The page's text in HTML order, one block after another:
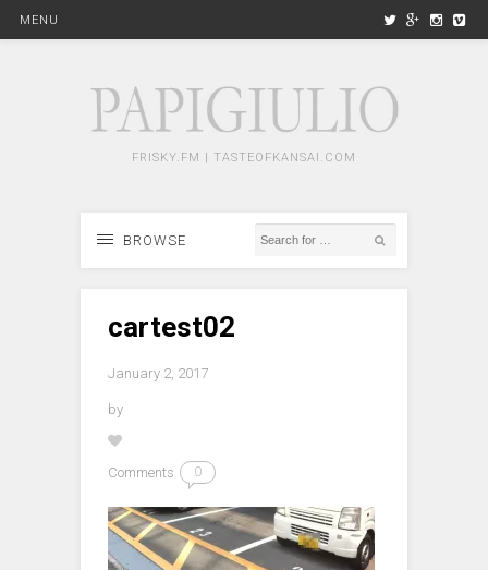
MENU
FRISKY.FM | TASTEOFKANSAI.COM
BROWSE
cartest02
January 2, 2017
by
Comments 0